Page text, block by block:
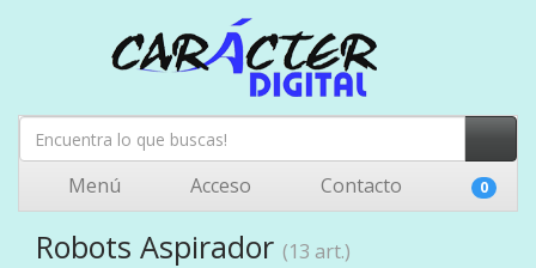
Menú Acceso Contacto 0
Robots Aspirador (13 art.)